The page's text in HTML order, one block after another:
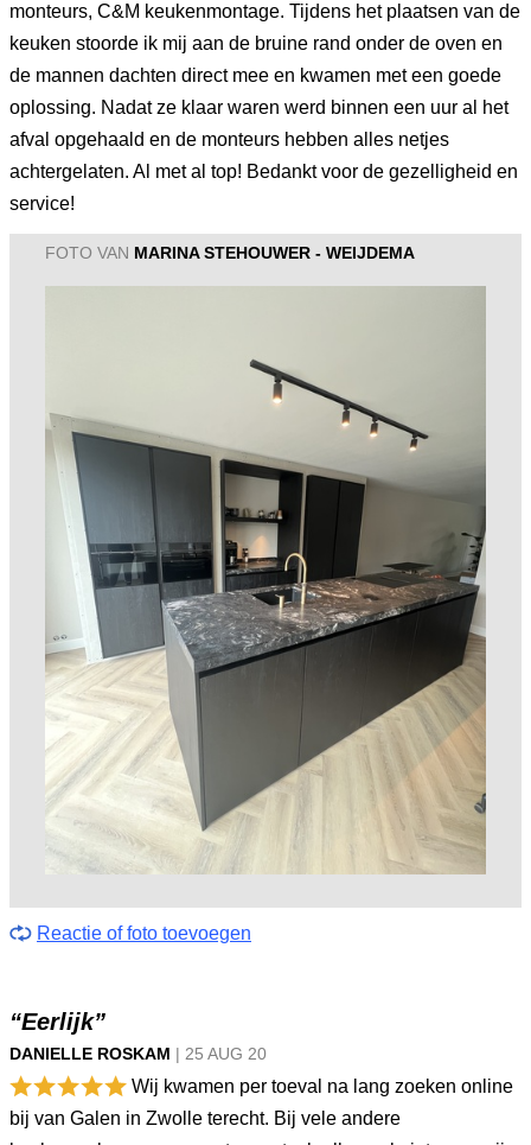
monteurs, C&M keukenmontage. Tijdens het plaatsen van de
keuken stoorde ik mij aan de bruine rand onder de oven en
de mannen dachten direct mee en kwamen met een goede
oplossing. Nadat ze klaar waren werd binnen een uur al het
afval opgehaald en de monteurs hebben alles netjes
achtergelaten. Al met al top! Bedankt voor de gezelligheid en
service!
FOTO VAN MARINA STEHOUWER - WEIJDEMA
Reactie of foto toevoegen
“Eerlijk”
DANIELLE ROSKAM | 25 AUG 20
Wij kwamen per toeval na lang zoeken online
bij van Galen in Zwolle terecht. Bij vele andere